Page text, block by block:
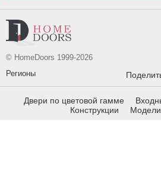
© HomeDoors 1999-2026
Регионы
Двери по цветовой гамме
Конструкции
Модели